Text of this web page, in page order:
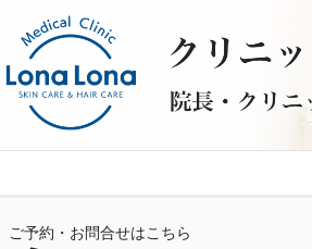
ご予約・お問合せはこちら